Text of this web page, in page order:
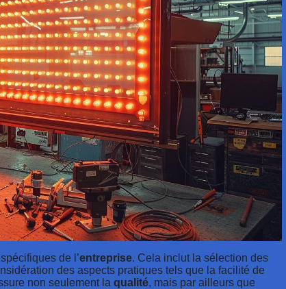
de l’entreprise. Cela inclut la sélection des
des aspects pratiques tels que la facilité de
non seulement la qualité, mais par ailleurs que